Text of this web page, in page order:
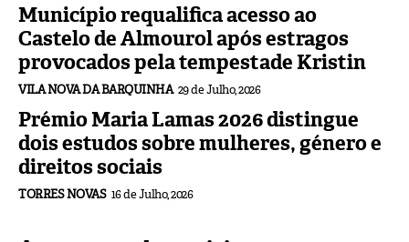
Município requalifica acesso ao
Castelo de Almourol após estragos
provocados pela tempestade Kristin
VILA NOVA DA BARQUINHA 29 de Julho, 2026
Prémio Maria Lamas 2026 distingue
dois estudos sobre mulheres, género e
direitos sociais
TORRES NOVAS 16 de Julho, 2026